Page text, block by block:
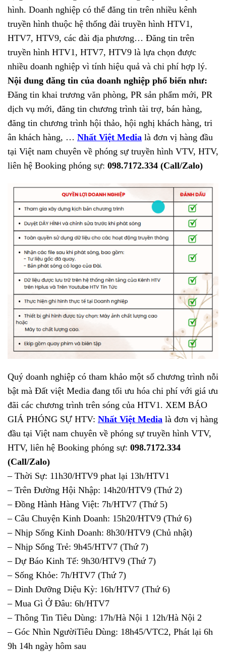
hình. Doanh nghiệp có thể đăng tin trên nhiều kênh
truyền hình thuộc hệ thống đài truyền hình HTV1,
HTV7, HTV9, các đài địa phương… Đăng tin trên
truyền hình HTV1, HTV7, HTV9 là lựa chọn được
nhiều doanh nghiệp vì tính hiệu quả và chi phí hợp lý.
Nội dung đăng tin của doanh nghiệp phổ biến như:
Đăng tin khai trương văn phòng, PR sản phẩm mới, PR
dịch vụ mới, đăng tin chương trình tài trợ, bán hàng,
đăng tin chương trình hội thảo, hội nghị khách hàng, tri
ân khách hàng, … Nhất Việt Media là đơn vị hàng đầu
tại Việt nam chuyên về phóng sự truyền hình VTV, HTV,
liên hệ Booking phóng sự: 098.7172.334 (Call/Zalo)
Quý doanh nghiệp có tham khảo một số chương trình nỗi
bật mà Đất việt Media đang tối ưu hóa chi phí với giá ưu
đãi các chương trình trên sóng của HTV1. XEM BÁO
GIÁ PHÓNG SỰ HTV: Nhất Việt Media là đơn vị hàng
đầu tại Việt nam chuyên về phóng sự truyền hình VTV,
HTV, liên hệ Booking phóng sự: 098.7172.334
(Call/Zalo)
– Thời Sự: 11h30/HTV9 phat lại 13h/HTV1
– Trên Đường Hội Nhập: 14h20/HTV9 (Thứ 2)
– Đồng Hành Hàng Việt: 7h/HTV7 (Thứ 5)
– Câu Chuyện Kinh Doanh: 15h20/HTV9 (Thứ 6)
– Nhịp Sống Kinh Doanh: 8h30/HTV9 (Chủ nhật)
– Nhịp Sống Trẻ: 9h45/HTV7 (Thứ 7)
– Dự Báo Kinh Tế: 9h30/HTV9 (Thứ 7)
– Sống Khỏe: 7h/HTV7 (Thứ 7)
– Dinh Dưỡng Diệu Kỳ: 16h/HTV7 (Thứ 6)
– Mua Gì Ở Đâu: 6h/HTV7
– Thông Tin Tiêu Dùng: 17h/Hà Nội 1 12h/Hà Nội 2
– Góc Nhìn NgườiTiêu Dùng: 18h45/VTC2, Phát lại 6h
9h 14h ngày hôm sau